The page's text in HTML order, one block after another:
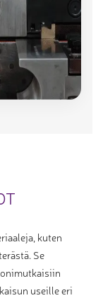
kuten
Se
useille eri